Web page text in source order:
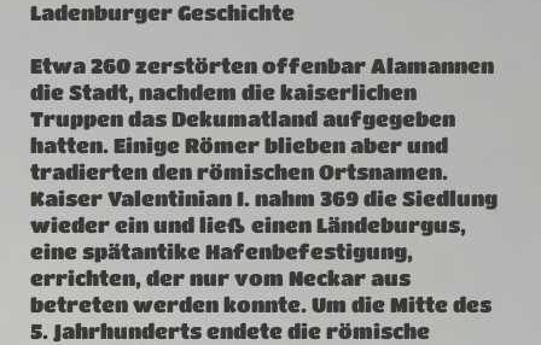
Ladenburger Geschichte
Etwa 260 zerstörten offenbar Alamannen
die Stadt, nachdem die kaiserlichen
Truppen das Dekumatland aufgegeben
hatten. Einige Römer blieben aber und
tradierten den römischen Ortsnamen.
Kaiser Valentinian I. nahm 369 die Siedlung
wieder ein und ließ einen Ländeburgus,
eine spätantike Hafenbefestigung,
errichten, der nur vom Neckar aus
betreten werden konnte. Um die Mitte des
5. Jahrhunderts endete die römische